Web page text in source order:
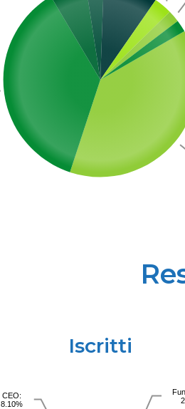
Iscritti
CEO:
8.10%